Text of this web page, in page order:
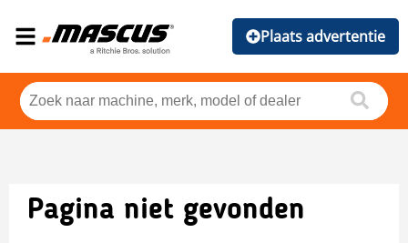
Plaats advertentie
Pagina niet gevonden